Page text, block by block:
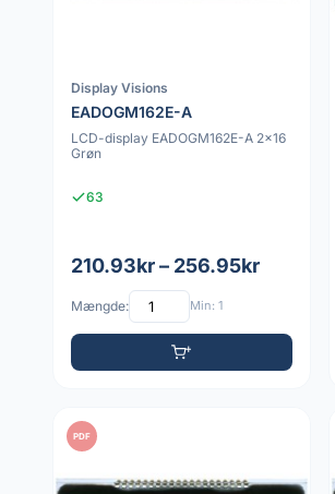
Display Visions
EADOGM162E-A
LCD-display EADOGM162E-A 2x16
Grøn
63
210.93kr – 256.95kr
Mængde: Min: 1
PDF